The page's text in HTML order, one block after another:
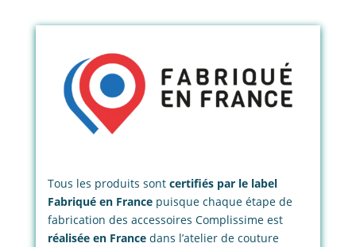
Tous les produits sont certifiés par le label
Fabriqué en Francepuisque chaque étape de
fabrication des accessoires Complissime est
réalisée en France dans l’atelier de couture